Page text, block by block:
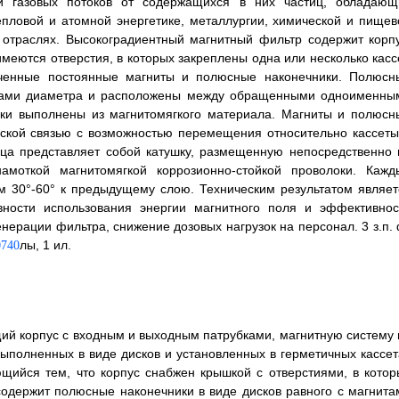
и атомной энергетике, металлургии, химической и
Высокоградиентный магнитный фильтр содержит
отверстия, в которых закреплены одна или несколько
постоянные магниты и полюсные наконечники.
диаметра и расположены между обращенными
выполнены из магнитомягкого материала. Магниты и
связью с возможностью перемещения относительно
представляет собой катушку, размещенную непосредственно
магнитомягкой коррозионно-стойкой проволоки.
60° к предыдущему слою. Техническим результатом
использования энергии магнитного поля и
фильтра, снижение дозовых нагрузок на персонал. 3
лы, 1 ил.
корпус с входным и выходным патрубками, магнитную систему
в виде дисков и установленных в герметичных
тем, что корпус снабжен крышкой с отверстиями, в
полюсные наконечники в виде дисков равного с